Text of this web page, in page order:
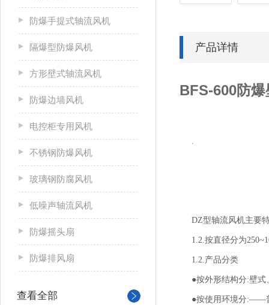
防爆手提式轴流风机
隔爆型防爆风机
方形壁式轴流风机
防爆边墙风机
电控柜专用风机
不锈钢防爆风机
玻璃钢防腐风机
低噪声轴流风机
防爆摇头扇
防爆排风扇
查看全部
产品详情
BFS-600防
.
DZ型轴流风机主要
1.2.按直径分为
1.2.产品分类
●按外形结构分:壁
●按使用环境分:——